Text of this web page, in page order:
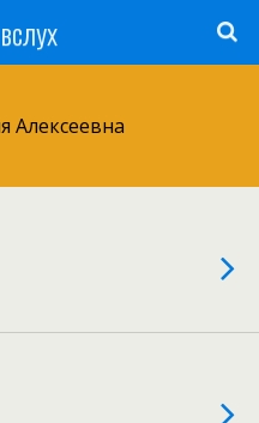
Алексеевна